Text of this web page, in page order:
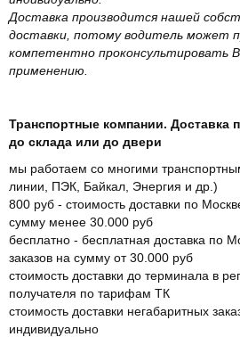
Доставка производится нашей
доставки, потому водитель может
компетентно проконсультировать
применению.
Транспортные компании. Доставка
до склада или до двери
мы работаем со многими
линии, ПЭК, Байкал, Энергия и др.)
800 руб - стоимость доставки по
сумму менее 30.000 руб
бесплатно - бесплатная доставка по
заказов на сумму от 30.000 руб
стоимость доставки до терминала в
получателя по тарифам ТК
стоимость доставки негабаритных
индивидуально